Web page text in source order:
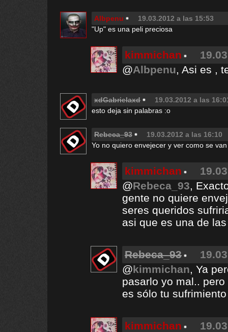
Albpenu
19.03.2012 a las 15:53
"Up" es una peli preciosa
kimmichan
@Albpenu, Asi es ,
xdGabrielaxd
19.03.2012 a las
esto deja sin palabras :o
Rebeca_93
19.03.2012 a las 16:10
Yo no quiero envejecer y ver como se
kimmichan
@Rebeca_93,
gente no quiere
seres queridos
asi que es una de
Rebeca_93
@kimmichan, Ya
pasarlo yo mal..
es sólo tu
kimmichan